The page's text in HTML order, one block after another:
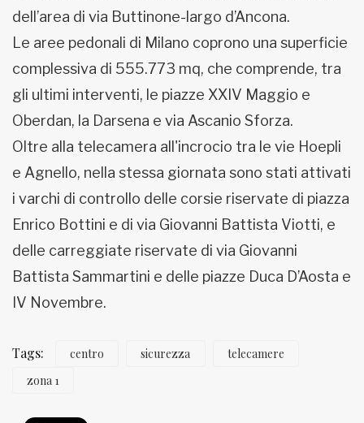
dell’area di via Buttinone-largo d’Ancona.
Le aree pedonali di Milano coprono una superficie
complessiva di 555.773 mq, che comprende, tra
gli ultimi interventi, le piazze XXIV Maggio e
Oberdan, la Darsena e via Ascanio Sforza.
Oltre alla telecamera all'incrocio tra le vie Hoepli
e Agnello, nella stessa giornata sono stati attivati
i varchi di controllo delle corsie riservate di piazza
Enrico Bottini e di via Giovanni Battista Viotti, e
delle carreggiate riservate di via Giovanni
Battista Sammartini e delle piazze Duca D’Aosta e
IV Novembre.
Tags: centro sicurezza
telecamere
zona 1